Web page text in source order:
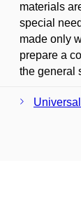
materials
special
made only
prepare a
the general